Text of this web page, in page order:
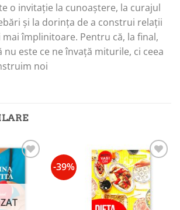
o invitație la cunoaștere, la curajul
și la dorința de a construi relații
mai împlinitoare. Pentru că, la final,
nu este ce ne învață miturile, ci ceea
noi
-39%
Add to
wishlist